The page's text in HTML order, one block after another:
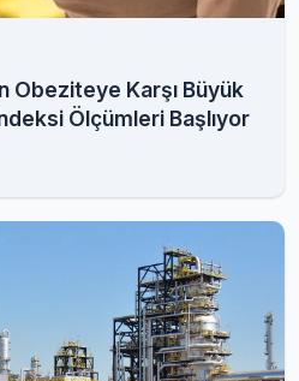
Obeziteye Karşı Büyük
Ölçümleri Başlıyor